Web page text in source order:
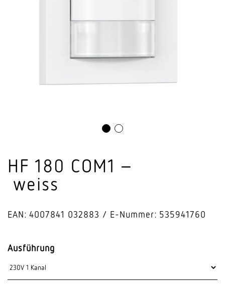
HF 180 COM1 –
weiss
EAN: 4007841 032883 E-Nummer: 535941760
Ausführung